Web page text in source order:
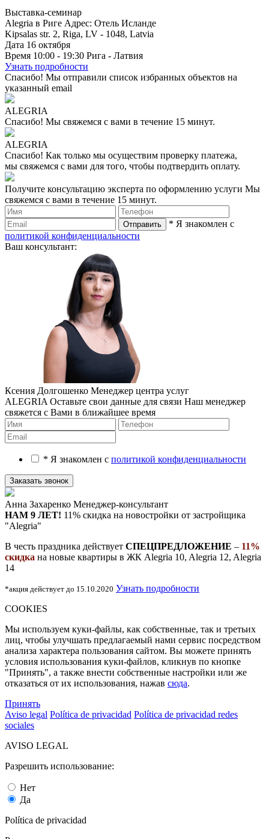
Выставка-семинар
Alegria в Риге Адрес: Отель Исланде
Kipsalas str. 2, Riga, LV - 1048, Latvia
Дата 16 октября
Время 10:00 - 19:30 Рига - Латвия
Узнать подробности
Спасибо! Мы отправили список избранных объектов на
указанный email
ALEGRIA
Спасибо! Мы свяжемся с вами в течение 15 минут.
ALEGRIA
Спасибо! Как только мы осуществим проверку платежа,
мы свяжемся с вами для того, чтобы подтвердить оплату.
Получите консультацию эксперта по оформлению услуги Мы
свяжемся с вами в течение 15 минут.
* Я знакомлен с
политикой конфиденциальности
Ваш консультант:
Ксения Долгошенко Менеджер центра услуг
ALEGRIA Оставьте свои данные для связи Наш менеджер
свяжется с Вами в ближайшее время
* Я знакомлен с политикой конфиденциальности
Анна Захаренко Менеджер-консультант
НАМ 9 ЛЕТ! 11% скидка на новостройки от застройщика
"Alegria"
В честь праздника действует СПЕЦПРЕДЛОЖЕНИЕ – 11%
скидка на новые квартиры в ЖК Alegria 10, Alegria 12, Alegria
14
*акция действует до 15.10.2020 Узнать подробности
COOKIES
Мы используем куки-файлы, как собственные, так и третьих
лиц, чтобы улучшать предлагаемый нами сервис посредством
анализа характера пользования сайтом. Вы можете принять
условия использования куки-файлов, кликнув по кнопке
"Принять", а также внести собственные настройки или же
отказаться от их использования, нажав сюда.
Принять
Aviso legal Política de privacidad Política de privacidad redes
sociales
AVISO LEGAL
Разрешить использование:
Нет
Да
Política de privacidad